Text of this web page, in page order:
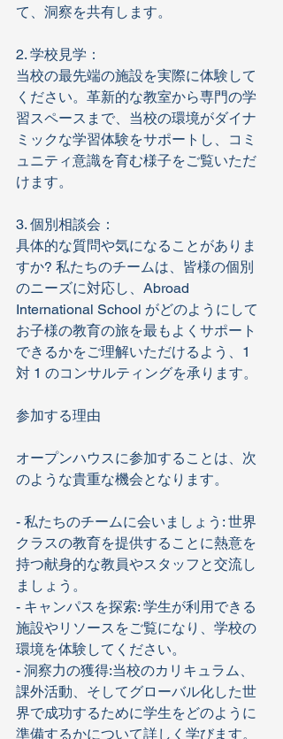
て、洞察を共有します。
2. 学校見学：
当校の最先端の施設を実際に体験して
ください。革新的な教室から専門の学
習スペースまで、当校の環境がダイナ
ミックな学習体験をサポートし、コミ
ュニティ意識を育む様子をご覧いただ
けます。
3. 個別相談会：
具体的な質問や気になることがありま
すか? 私たちのチームは、皆様の個別
のニーズに対応し、Abroad
International School がどのようにして
お子様の教育の旅を最もよくサポート
できるかをご理解いただけるよう、1
対 1 のコンサルティングを承ります。
参加する理由
オープンハウスに参加することは、次
のような貴重な機会となります。
- 私たちのチームに会いましょう: 世界
クラスの教育を提供することに熱意を
持つ献身的な教員やスタッフと交流し
ましょう。
- キャンパスを探索: 学生が利用できる
施設やリソースをご覧になり、学校の
環境を体験してください。
- 洞察力の獲得:当校のカリキュラム、
課外活動、そしてグローバル化した世
界で成功するために学生をどのように
準備するかについて詳しく学びます。